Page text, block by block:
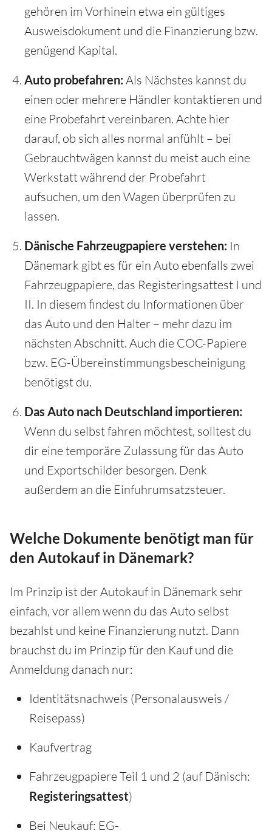
gehören im Vorhinein etwa ein gültiges
Ausweisdokument und die Finanzierung bzw.
genügend Kapital.
Auto probefahren: Als Nächstes kannst du
einen oder mehrere Händler kontaktieren und
eine Probefahrt vereinbaren. Achte hier
darauf, ob sich alles normal anfühlt – bei
Gebrauchtwägen kannst du meist auch eine
Werkstatt während der Probefahrt
aufsuchen, um den Wagen überprüfen zu
lassen.
Dänische Fahrzeugpapiere verstehen: In
Dänemark gibt es für ein Auto ebenfalls zwei
Fahrzeugpapiere, das Registeringsattest I und
II. In diesem findest du Informationen über
das Auto und den Halter – mehr dazu im
nächsten Abschnitt. Auch die COC-Papiere
bzw. EG-Übereinstimmungsbescheinigung
benötigst du.
Das Auto nach Deutschland importieren:
Wenn du selbst fahren möchtest, solltest du
dir eine temporäre Zulassung für das Auto
und Exportschilder besorgen. Denk
außerdem an die Einfuhrumsatzsteuer.
Welche Dokumente benötigt man für
den Autokauf in Dänemark?
Im Prinzip ist der Autokauf in Dänemark sehr
einfach, vor allem wenn du das Auto selbst
bezahlst und keine Finanzierung nutzt. Dann
brauchst du im Prinzip für den Kauf und die
Anmeldung danach nur:
Identitätsnachweis (Personalausweis /
Reisepass)
Kaufvertrag
Fahrzeugpapiere Teil 1 und 2 (auf Dänisch:
Registeringsattest)
Bei Neukauf: EG-